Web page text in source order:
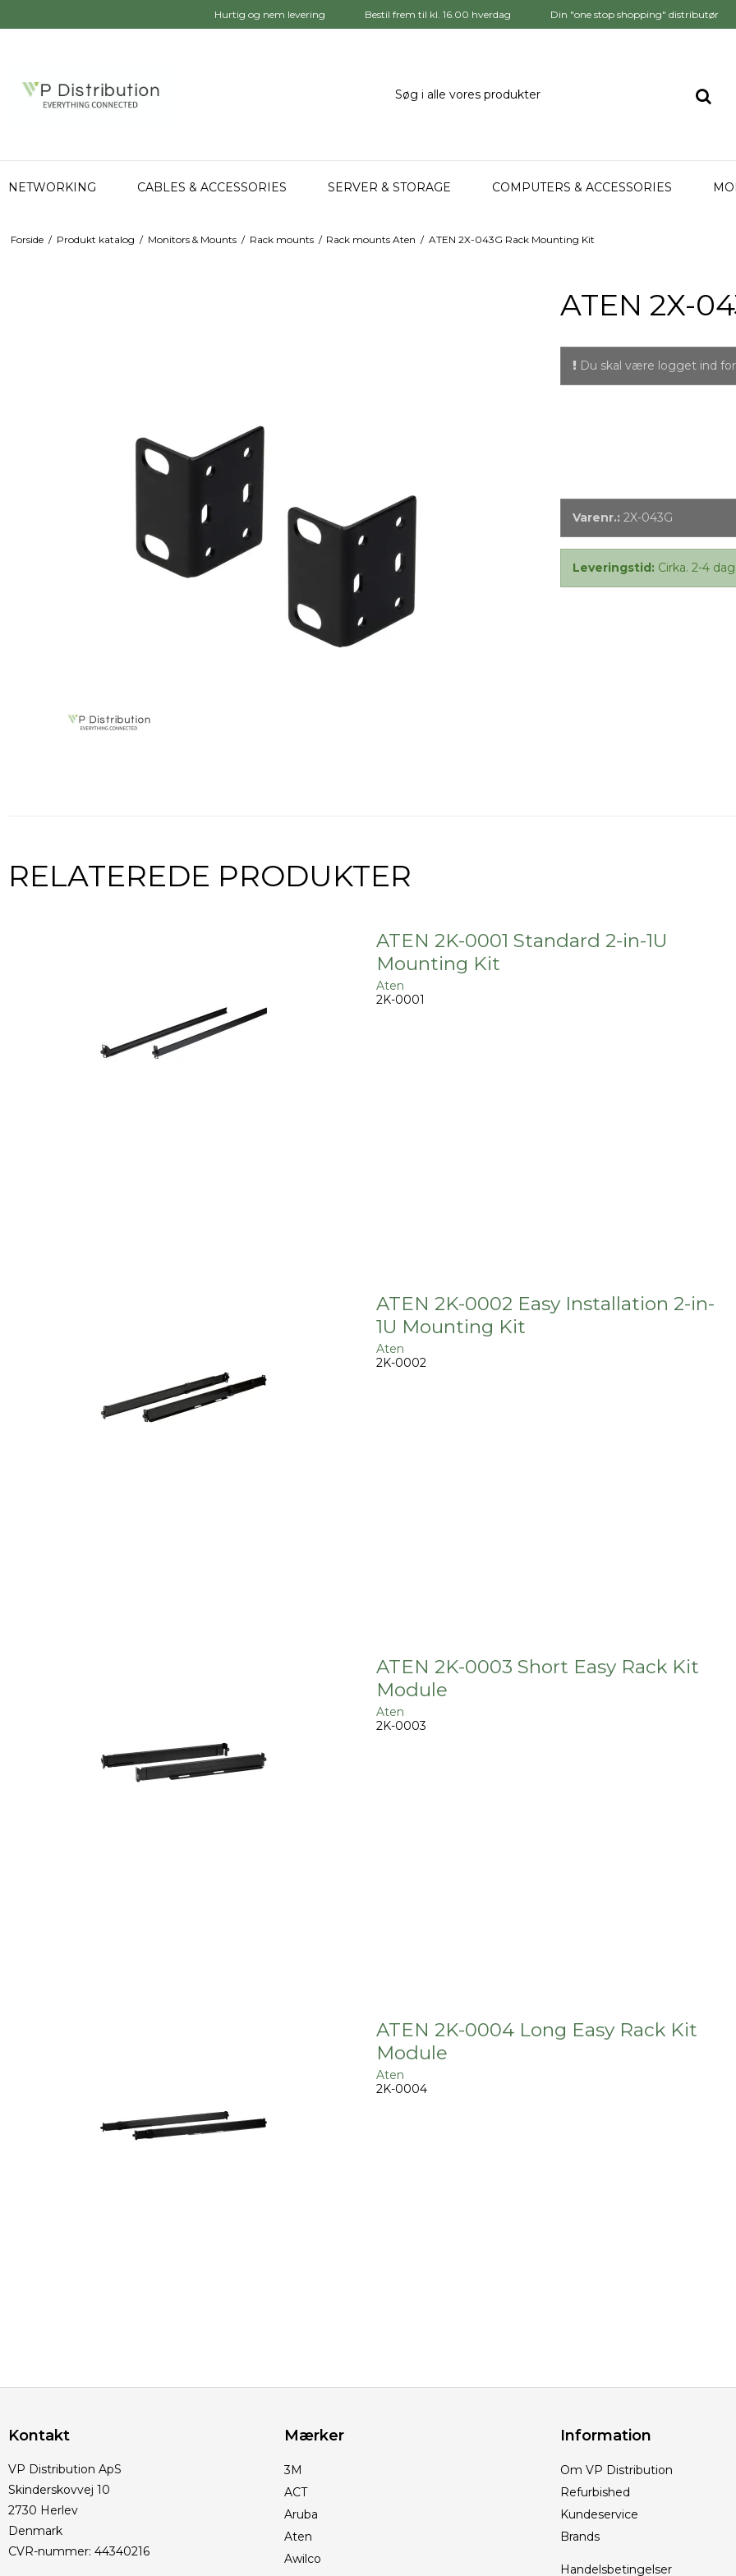
Hurtig og nem levering Bestil frem til kl. 16.00 hverdag Din "one stop shopping" distributør
NETWORKING CABLES & ACCESSORIES SERVER & STORAGE COMPUTERS & ACCESSORIES
Forside / Produkt katalog / Monitors & Mounts / Rack mounts / Rack mounts Aten / ATEN 2X-043G Rack Mounting Kit
ATEN 2X-
Du skal være logget ind
Varenr.: 2X-043G
Leveringstid: Cirka. 2-4
RELATEREDE PRODUKTER
ATEN 2K-0001 Standard 2-in-1U
Mounting Kit
Aten
2K-0001
ATEN 2K-0002 Easy Installation 2-in-
1U Mounting Kit
Aten
2K-0002
ATEN 2K-0003 Short Easy Rack Kit
Module
Aten
2K-0003
ATEN 2K-0004 Long Easy Rack Kit
Module
Aten
2K-0004
Kontakt
VP Distribution ApS
Skinderskovvej 10
2730 Herlev
Denmark
CVR-nummer: 44340216
Mærker
3M
ACT
Aruba
Aten
Awilco
Information
Om VP Distribution
Refurbished
Kundeservice
Brands
Handelsbetingelser